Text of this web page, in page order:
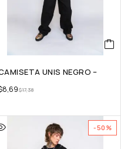
UNIS NEGRO –
$17,38
8,69
-50%